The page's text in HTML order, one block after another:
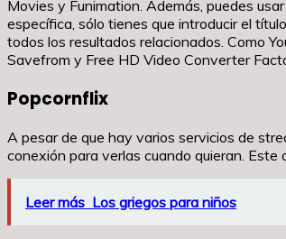
Movies y Funimation. Además, puedes
específica, sólo tienes que introducir el
todos los resultados relacionados. Como
Savefrom y Free HD Video Converter
Popcornflix
A pesar de que hay varios servicios de
conexión para verlas cuando quieran.
Leer más Los griegos para niños